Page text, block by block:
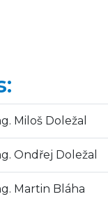
Miloš Doležal
Ondřej Doležal
Martin Bláha